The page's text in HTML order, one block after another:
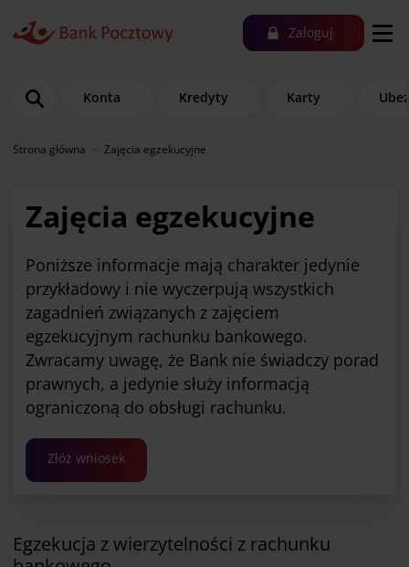
Zaloguj
Konta Kredyty Karty
Strona główna Zajęcia egzekucyjne
Zajęcia egzekucyjne
Poniższe informacje mają charakter jedynie
przykładowy i nie wyczerpują wszystkich
zagadnień związanych z zajęciem
egzekucyjnym rachunku bankowego.
Zwracamy uwagę, że Bank nie świadczy porad
prawnych, a jedynie służy informacją
ograniczoną do obsługi rachunku.
Złóż wniosek
Egzekucja z wierzytelności z rachunku